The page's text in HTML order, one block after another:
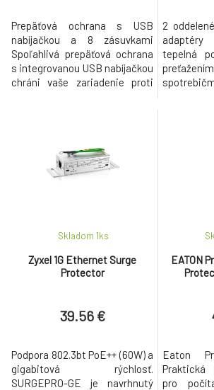
Prepäťová ochrana s USB
nabíjačkou a 8 zásuvkami
Spoľahlivá prepäťová ochrana
s integrovanou USB nabíjačkou
chráni vaše zariadenie proti
maximálnou záťažou až 3680
W zvládne aj energeticky
náročnejšie spotrebiče. Chytré
2
tepelná
držiak na
strane
Prepäťová
Zyxel 1G Ethernet Surge
Protector
Skladom 1ks
39.56 €
Podpora 802.3bt PoE++ (60W) a
gigabitová rýchlosť.
SURGEPRO-GE je navrhnutý
EATON
Eaton
Praktická
pro